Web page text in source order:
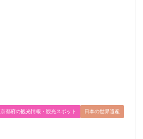
京都府の観光情報・観光スポット 日本の世界遺産